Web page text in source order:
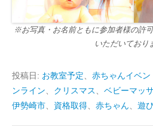
※お写真・お名前ともに参加者様の許
いただいており
投稿日: お教室予定 赤ちゃんイベン
ンライン
クリスマス ベビーマッ
伊勢崎市
資格取得 赤ちゃん 遊